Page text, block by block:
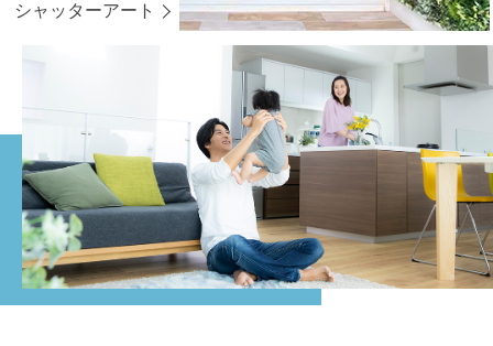
シャッターアート